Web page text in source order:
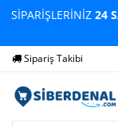
SİPARİŞLERİNİZ24
Sipariş Takibi